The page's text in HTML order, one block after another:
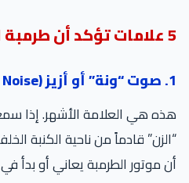
5 علامات تؤكد أن طرمبة البنزين “بتودع”
1. صوت “ونة” أو أزيز (Whining Noise)
هذه هي العلامة الأشهر. إذا
“الزن” قادماً من ناحية الكنبة
أن موتور الطرمبة يعاني أو بدأ